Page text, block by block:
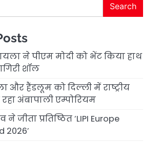
Search
ने पीएम मोदी को भेंट किया हाथ
शॉल
और हैंडलूम को दिल्ली में राष्ट्रीय
अंबापाली एम्पोरियम
ने जीता प्रतिष्ठित ‘LIPI Europe
2026’